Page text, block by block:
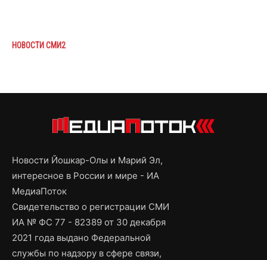
НОВОСТИ СМИ2
Новости Йошкар-Олы и Марий Эл,
интересное в России и мире - ИА
МедиаПоток
Свидетельство о регистрации СМИ
ИА № ФС 77 - 82389 от 30 декабря
2021 года выдано Федеральной
службы по надзору в сфере связи,